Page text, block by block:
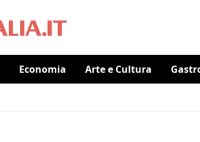
Economia Arte e Cultura